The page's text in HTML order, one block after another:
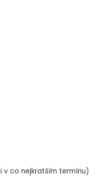
v co nejkratším termínu)